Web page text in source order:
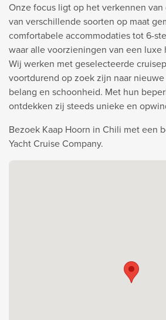
Onze focus ligt op het verkennen
van verschillende soorten op maat
comfortabele accommodaties tot 6-
waar alle voorzieningen van een
Wij werken met geselecteerde
voortdurend op zoek zijn naar
belang en schoonheid. Met hun
ontdekken zij steeds unieke en
Bezoek Kaap Hoorn in Chili met een
Yacht Cruise Company.